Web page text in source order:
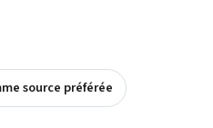
source préférée